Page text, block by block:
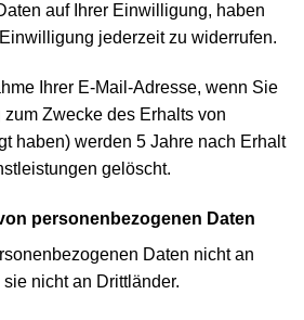
auf Ihrer Einwilligung, haben
jederzeit zu widerrufen.
Ihrer E-Mail-Adresse, wenn Sie
Zwecke des Erhalts von
haben) werden 5 Jahre nach Erhalt
gelöscht.
personenbezogenen Daten
Daten nicht an
nicht an Drittländer.